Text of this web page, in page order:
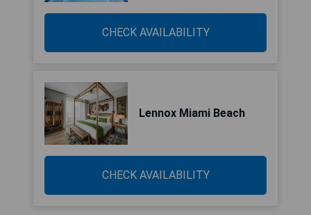
CHECK AVAILABILITY
Lennox Miami Beach
CHECK AVAILABILITY